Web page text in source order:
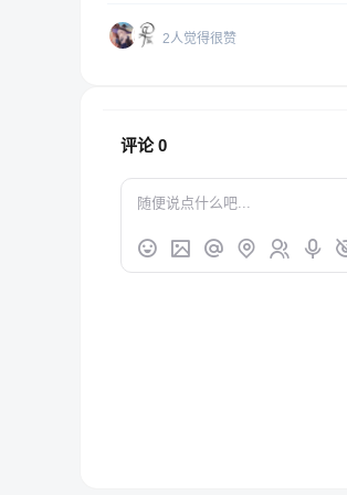
2人觉得很赞
评论0